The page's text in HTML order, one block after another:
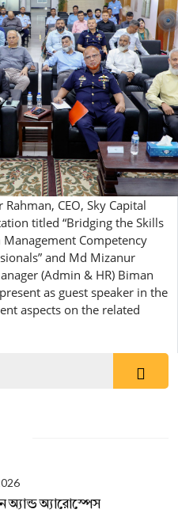
CEO, Sky Capital
titled “Bridging the Skills
Competency
and Md Mizanur
(Admin & HR) Biman
as guest speaker in the
aspects on the related
অ্যান্ড অ্যারোস্পেস